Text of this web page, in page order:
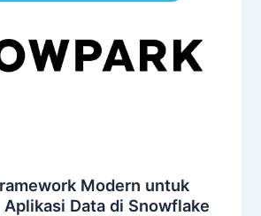
Modern untuk
Data di Snowflake